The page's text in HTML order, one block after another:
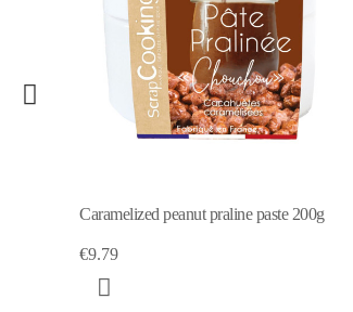
Caramelized peanut praline paste 200g
€9.79